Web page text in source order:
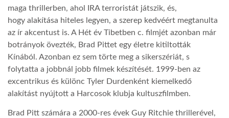
maga thrillerben, ahol IRA terroristát játszik, és,
hogy alakítása hiteles legyen, a szerep kedvéért megtanulta
az ír akcentust is. A Hét év Tibetben c. filmjét azonban már
botrányok övezték, Brad Pittet egy életre kitiltották
Kínából. Azonban ez sem törte meg a sikerszériát, s
folytatta a jobbnál jobb filmek készítését. 1999-ben az
excentrikus és különc Tyler Durdenként kiemelkedő
alakítást nyújtott a Harcosok klubja kultuszfilmben.
Brad Pitt számára a 2000-res évek Guy Ritchie thrillerével,